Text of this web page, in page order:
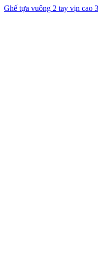
Ghế tựa vuông 2 tay vịn